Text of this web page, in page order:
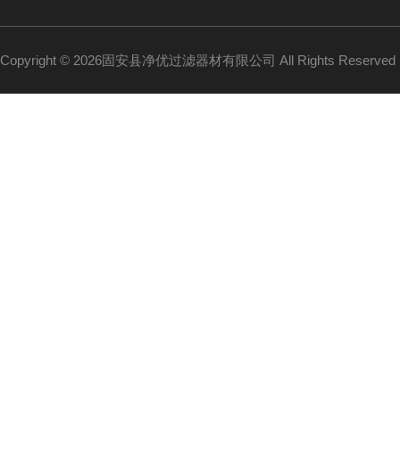
Copyright © 2026固安县净优过滤器材有限公司 All Rights